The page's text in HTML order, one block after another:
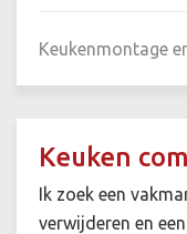
Keukenmontage
Keuken
Ik zoek een
verwijderen en